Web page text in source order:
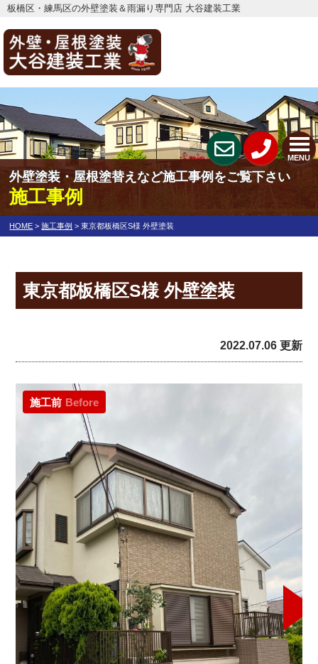
板橋区・練馬区の外壁塗装＆雨漏り専門店 大谷建装工業
MENU
外壁塗装・屋根塗替えなど施工事例をご覧下さい
施工事例
HOME >施工事例 >東京都板橋区S様 外壁塗装
東京都板橋区S様 外壁塗装
2022.07.06 更新
施工前 Before